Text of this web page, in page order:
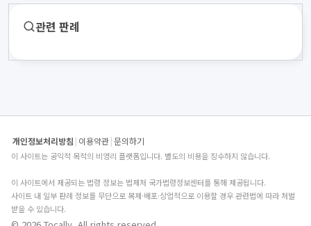
관련 판례
개인정보처리방침 | 이용약관|문의하기
이 사이트는 공익적 목적의 비영리 플랫폼입니다. 별도의 비용을 징수하지 않습니다.
이 사이트에서 제공되는 법령 정보는 법제처 국가법령정보센터를 통해 제공됩니다.
사이트 내 일부 판례 정보를 무단으로 복제·배포·상업적으로 이용할 경우 관련법에 따라 처벌
받을 수 있습니다.